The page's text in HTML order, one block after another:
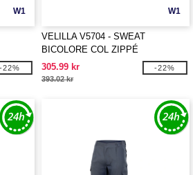
W1
-22%
W1
VELILLA V5704 - SWEAT
BICOLORE COL ZIPPÉ
305.99 kr
393.02 kr
-22%